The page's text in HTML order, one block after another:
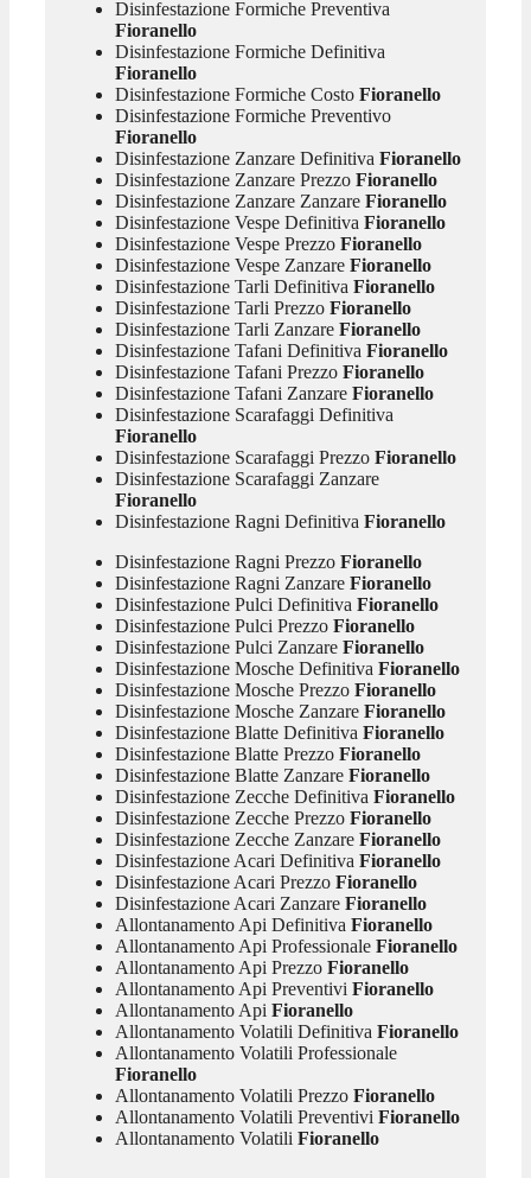
Disinfestazione Formiche Preventiva
Fioranello
Disinfestazione Formiche Definitiva
Fioranello
Disinfestazione Formiche CostoFioranello
Disinfestazione Formiche Preventivo
Fioranello
Disinfestazione Zanzare Definitiva Fioranello
Disinfestazione Zanzare PrezzoFioranello
Disinfestazione Zanzare ZanzareFioranello
Disinfestazione Vespe Definitiva Fioranello
Disinfestazione Vespe PrezzoFioranello
Disinfestazione Vespe ZanzareFioranello
Disinfestazione Tarli Definitiva Fioranello
Disinfestazione Tarli PrezzoFioranello
Disinfestazione Tarli ZanzareFioranello
Disinfestazione Tafani Definitiva Fioranello
Disinfestazione Tafani PrezzoFioranello
Disinfestazione Tafani ZanzareFioranello
Disinfestazione Scarafaggi Definitiva
Fioranello
Disinfestazione Scarafaggi PrezzoFioranello
Disinfestazione Scarafaggi Zanzare
Fioranello
Disinfestazione Ragni Definitiva Fioranello
Disinfestazione Ragni PrezzoFioranello
Disinfestazione Ragni ZanzareFioranello
Disinfestazione Pulci Definitiva Fioranello
Disinfestazione Pulci PrezzoFioranello
Disinfestazione Pulci ZanzareFioranello
Disinfestazione Mosche Definitiva Fioranello
Disinfestazione Mosche PrezzoFioranello
Disinfestazione Mosche ZanzareFioranello
Disinfestazione Blatte Definitiva Fioranello
Disinfestazione Blatte PrezzoFioranello
Disinfestazione Blatte ZanzareFioranello
Disinfestazione Zecche Definitiva Fioranello
Disinfestazione Zecche PrezzoFioranello
Disinfestazione Zecche ZanzareFioranello
Disinfestazione Acari Definitiva Fioranello
Disinfestazione Acari PrezzoFioranello
Disinfestazione Acari ZanzareFioranello
Allontanamento Api Definitiva Fioranello
Allontanamento Api ProfessionaleFioranello
Allontanamento Api PrezzoFioranello
Allontanamento Api Preventivi Fioranello
Allontanamento Api Fioranello
Allontanamento Volatili Definitiva Fioranello
Allontanamento Volatili Professionale
Fioranello
Allontanamento Volatili PrezzoFioranello
Allontanamento Volatili Preventivi Fioranello
Allontanamento Volatili Fioranello